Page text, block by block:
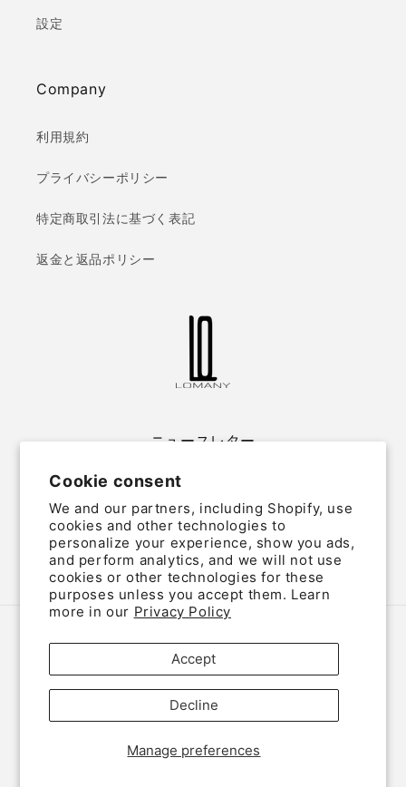
Cookie consent
We and our partners, including Shopify, use
cookies and other technologies to
personalize your experience, show you ads,
and perform analytics, and we will not use
cookies or other technologies for these
purposes unless you accept them. Learn
more in our Privacy Policy
Manage preferences
Accept
Decline
設定
Company
利用規約
プライバシーポリシー
特定商取引法に基づく表記
返金と返品ポリシー
ニュースレター
Email
TwitterFacebookInstagram
Country/region
Japan (JPY ¥)
Language
English
Payment